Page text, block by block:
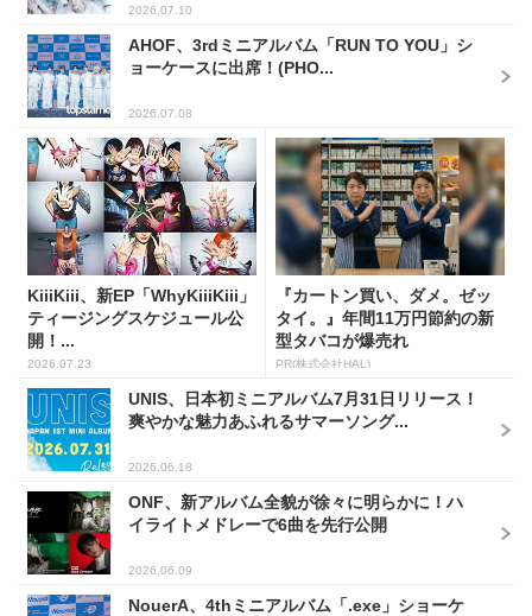
2026.07.10
AHOF、3rdミニアルバム「RUN TO YOU」シ
ョーケースに出席！(PHO...
2026.07.08
KiiiKiii、新EP「WhyKiiiKiii」
ティージングスケジュール公
開！...
2026.07.23
『カートン買い、ダメ。ゼッ
タイ。』年間11万円節約の新
型タバコが爆売れ
PR(株式会社HAL)
UNIS、日本初ミニアルバム7月31日リリース！
爽やかな魅力あふれるサマーソング...
2026.06.18
ONF、新アルバム全貌が徐々に明らかに！ハ
イライトメドレーで6曲を先行公開
2026.06.09
NouerA、4thミニアルバム「.exe」ショーケ